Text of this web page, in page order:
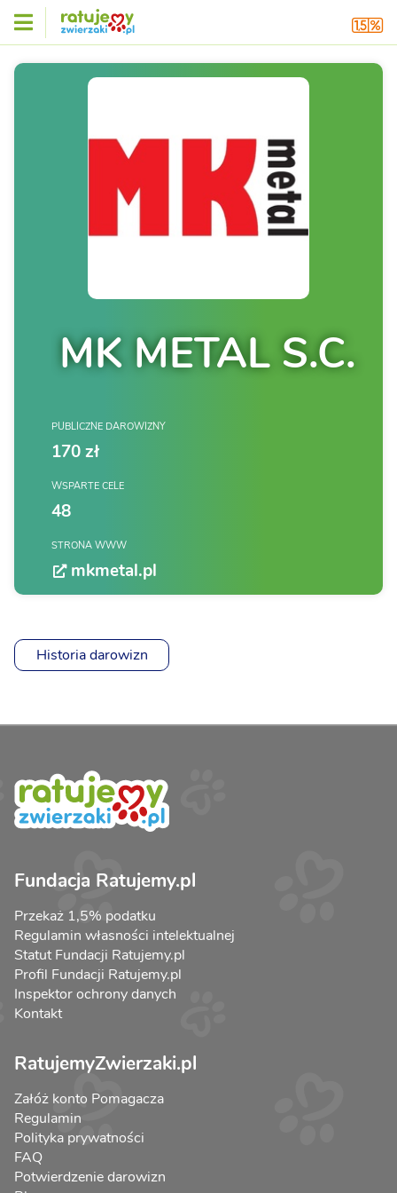
MK METAL S.C.
PUBLICZNE DAROWIZNY
170 zł
WSPARTE CELE
48
STRONA WWW
mkmetal.pl
Historia darowizn
Fundacja Ratujemy.pl
Przekaż 1,5% podatku
Regulamin własności intelektualnej
Statut Fundacji Ratujemy.pl
Profil Fundacji Ratujemy.pl
Inspektor ochrony danych
Kontakt
RatujemyZwierzaki.pl
Załóż konto Pomagacza
Regulamin
Polityka prywatności
FAQ
Potwierdzenie darowizn